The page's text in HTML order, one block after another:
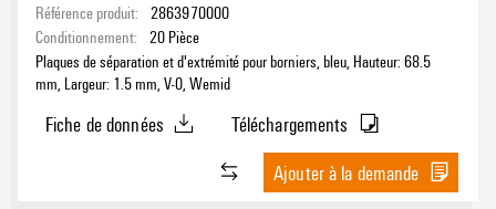
Référence produit: 2863970000
Conditionnement: 20 Pièce
Plaques de séparation et d'extrémité pour borniers, bleu, Hauteur: 68.5
mm, Largeur: 1.5 mm, V-0, Wemid
Fiche de données
Téléchargements
Ajouter à la demande